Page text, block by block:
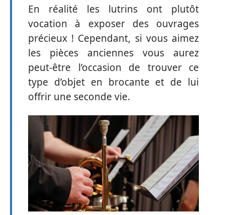
En réalité les lutrins ont plutôt
vocation à exposer des ouvrages
précieux ! Cependant, si vous aimez
les pièces anciennes vous aurez
peut-être l’occasion de trouver ce
type d’objet en brocante et de lui
offrir une seconde vie.